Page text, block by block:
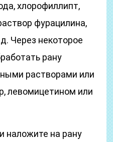
хлорофиллипт,
фурацилина,
Через некоторое
рану
растворами или
левомицетином или
наложите на рану